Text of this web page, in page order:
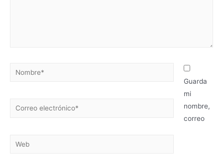
Nombre*
Correo
Web
Guarda
mi
nombre,
correo